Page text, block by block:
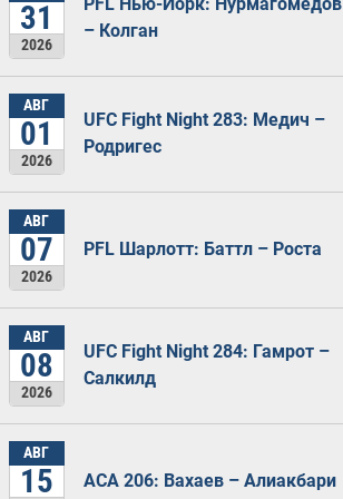
31
2026
– Колган
АВГ
01
2026
UFC Fight Night 283: Медич –
Родригес
АВГ
07
2026
PFL Шарлотт: Баттл – Роста
АВГ
08
2026
UFC Fight Night 284: Гамрот –
Салкилд
АВГ
15 ACA 206: Вахаев – Алиакбари